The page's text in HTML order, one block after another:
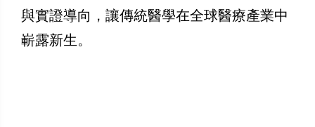
與實證導向，讓傳統醫學在全球醫療產業中
嶄露新生。